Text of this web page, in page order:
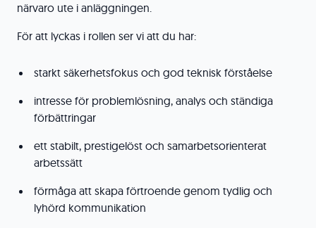
närvaro ute i anläggningen.
För att lyckas i rollen ser vi att du har:
starkt säkerhetsfokus och god teknisk förståelse
intresse för problemlösning, analys och ständiga
förbättringar
ett stabilt, prestigelöst och samarbetsorienterat
arbetssätt
förmåga att skapa förtroende genom tydlig och
lyhörd kommunikation